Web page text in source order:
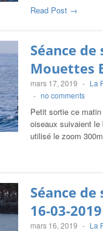
Read Post →
Séance
Mouettes
mars 17, 2019 - La
- no comments
Petit sortie ce
oiseaux suivaient le
utilisé le zoom
Séance
16-03-2019
mars 16, 2019 - La